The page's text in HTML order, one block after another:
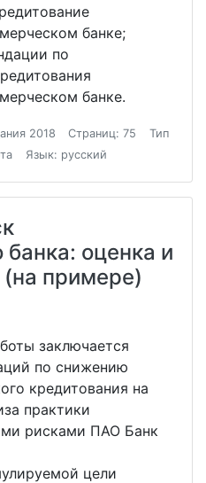
банке;
по
банке.
2018 Страниц: 75
Тип
Язык: русский
оценка и
примере)
заключается
по снижению
кредитования на
практики
рисками ПАО Банк
цели